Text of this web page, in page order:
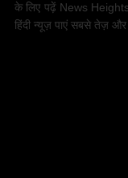
के लिए पढ़ें News Heights
हिंदी न्यूज़ पाएं सबसे तेज़ और